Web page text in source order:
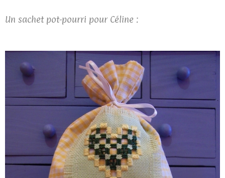
Un sachet pot-pourri pour Céline :